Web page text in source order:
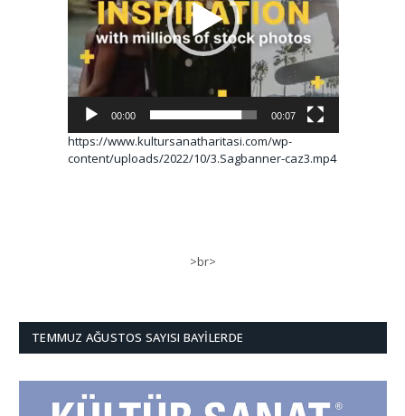
00:00 00:07
https://www.kultursanatharitasi.com/wp-
content/uploads/2022/10/3.Sagbanner-caz3.mp4
>br>
TEMMUZ AĞUSTOS SAYISI BAYILERDE